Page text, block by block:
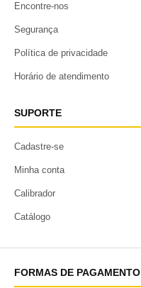
Encontre-nos
Segurança
Política de privacidade
Horário de atendimento
SUPORTE
Cadastre-se
Minha conta
Calibrador
Catálogo
FORMAS DE PAGAMENTO